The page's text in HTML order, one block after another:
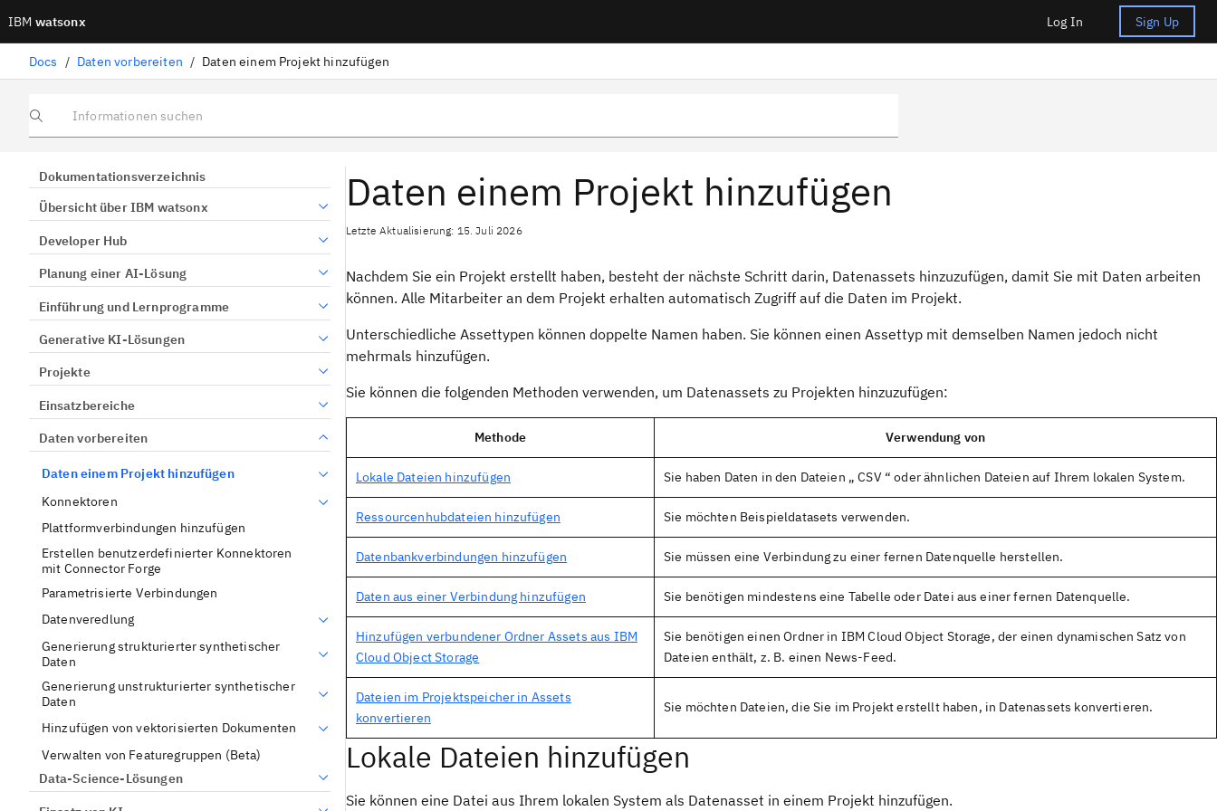
IBM watsonx Log In Sign Up
Docs / Daten vorbereiten / Daten einem Projekt hinzufügen
Informationen suchen
Dokumentationsverzeichnis
Übersicht über IBM watsonx
Developer Hub
Planung einer AI-Lösung
Einführung und Lernprogramme
Generative KI-Lösungen
Projekte
Einsatzbereiche
Daten vorbereiten
Daten einem Projekt hinzufügen
Konnektoren
Plattformverbindungen hinzufügen
Erstellen benutzerdefinierter Konnektoren
mit Connector Forge
Parametrisierte Verbindungen
Datenveredlung
Generierung strukturierter synthetischer
Daten
Generierung unstrukturierter synthetischer
Daten
Hinzufügen von vektorisierten Dokumenten
Verwalten von Featuregruppen (Beta)
Data-Science-Lösungen
Daten einem Projekt hinzufügen
Letzte Aktualisierung: 15. Juli 2026
Nachdem Sie ein Projekt erstellt haben, besteht der nächste Schritt darin, Datenassets hinzuzufügen, damit Sie mit Daten arbeiten
können. Alle Mitarbeiter an dem Projekt erhalten automatisch Zugriff auf die Daten im Projekt.
Unterschiedliche Assettypen können doppelte Namen haben. Sie können einen Assettyp mit demselben Namen jedoch nicht
mehrmals hinzufügen.
Sie können die folgenden Methoden verwenden, um Datenassets zu Projekten hinzuzufügen:
Methode Verwendung von
Lokale Dateien hinzufügen Sie haben Daten in den Dateien „ CSV “ oder ähnlichen Dateien auf Ihrem lokalen System.
Ressourcenhubdateien hinzufügen Sie möchten Beispieldatasets verwenden.
Datenbankverbindungen hinzufügen Sie müssen eine Verbindung zu einer fernen Datenquelle herstellen.
Daten aus einer Verbindung hinzufügen Sie benötigen mindestens eine Tabelle oder Datei aus einer fernen Datenquelle.
Hinzufügen verbundener Ordner Assets aus IBM
Cloud Object Storage
Sie benötigen einen Ordner in IBM Cloud Object Storage, der einen dynamischen Satz von
Dateien enthält, z. B. einen News-Feed.
Dateien im Projektspeicher in Assets
konvertieren
Sie möchten Dateien, die Sie im Projekt erstellt haben, in Datenassets konvertieren.
Lokale Dateien hinzufügen
Sie können eine Datei aus Ihrem lokalen System als Datenasset in einem Projekt hinzufügen.